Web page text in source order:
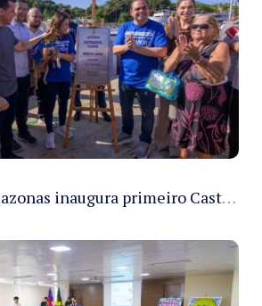
Governo do Amazonas inaugura primeiro Castramóvel Fluvial para atendimento veterinário às comunidades ribeirinhas e castração gratuita